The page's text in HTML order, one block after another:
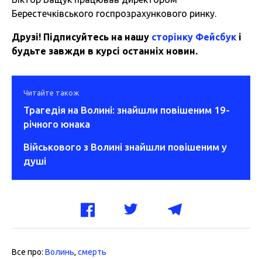
Берестечківського госпрозрахункового ринку.
Друзі! Підписуйтесь на нашу сторінку Фейсбук і
будьте завжди в курсі останніх новин.
Читайте також
Трагедія на Волині: знайшли повішеним 19-
річного юнака
Військового з Волині знайшли повішеним у
душі
Все про: Волинь, смерть